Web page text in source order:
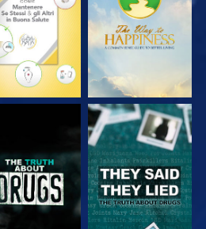
GUARDA GUARDA